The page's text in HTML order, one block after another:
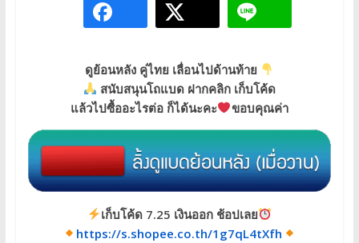
ดูย้อนหลัง คู่ไทย เลื่อนไปด้านท้าย
สนับสนุนโถแบด ฝากคลิก เก็บโค้ด
แล้วไปซื้ออะไรต่อ ก็ได้นะคะ
ขอบคุณค่า
เก็บโค้ด 7.25 เงินออก ช้อปเลย
https://s.shopee.co.th/1g7qL4tXfh